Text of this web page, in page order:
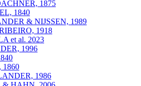
1875
1840
& NIJSSEN, 1989
1918
et al. 2023
1996
1860
1986